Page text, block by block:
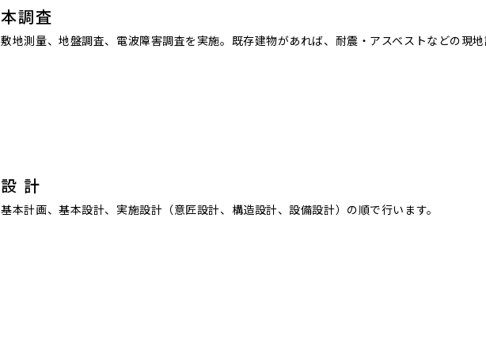
本調査
敷地測量、地盤調査、電波障害調査を実施。既存建物があれば、耐震・アスベストなどの現
設 計
基本計画、基本設計、実施設計（意匠設計、構造設計、設備設計）の順で行います。